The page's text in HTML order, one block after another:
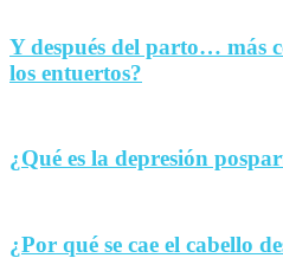
Y después del parto… más
los entuertos?
¿Qué es la depresión
¿Por qué se cae el cabello